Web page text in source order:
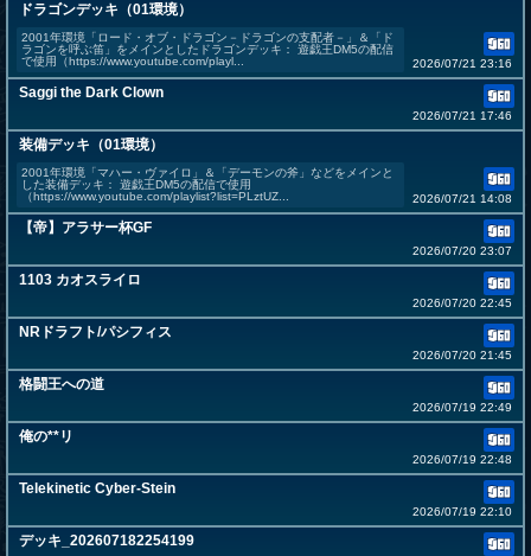
ドラゴンデッキ（01環境）
2001年環境「ロード・オブ・ドラゴン－ドラゴンの支配者－」＆「ド
ラゴンを呼ぶ笛」をメインとしたドラゴンデッキ： 遊戯王DM5の配信
で使用（https://www.youtube.com/playl...
2026/07/21 23:16
Saggi the Dark Clown
2026/07/21 17:46
装備デッキ（01環境）
2001年環境「マハー・ヴァイロ」＆「デーモンの斧」などをメインと
した装備デッキ： 遊戯王DM5の配信で使用
（https://www.youtube.com/playlist?list=PLztUZ...
2026/07/21 14:08
【帝】アラサー杯GF
2026/07/20 23:07
1103 カオスライロ
2026/07/20 22:45
NRドラフト/パシフィス
2026/07/20 21:45
格闘王への道
2026/07/19 22:49
俺の**リ
2026/07/19 22:48
Telekinetic Cyber-Stein
2026/07/19 22:10
デッキ_202607182254199